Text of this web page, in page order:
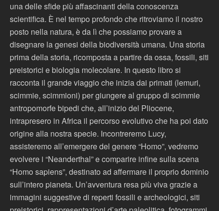
una delle sfide più affascinanti della conoscenza
scientifica. È nel tempo profondo che ritroviamo il nostro
posto nella natura, è da lì che possiamo provare a
disegnare la genesi della biodiversità umana. Una storia
prima della storia, ricomposta a partire da ossa, fossili, siti
preistorici e biologia molecolare. In questo libro si
racconta il grande viaggio che inizia dai primati (lemuri,
scimmie, scimmioni) per giungere al gruppo di scimmie
antropomorfe bipedi che, all’inizio del Pliocene,
intrapresero in Africa il percorso evolutivo che ha poi dato
origine alla nostra specie. Incontreremo Lucy,
assisteremo all’emergere del genere “Homo”, vedremo
evolvere i “Neanderthal” e comparire infine sulla scena
“Homo sapiens”, destinato ad affermare il proprio dominio
sull’intero pianeta. Un’avventura resa più viva grazie a
immagini suggestive di reperti fossili e archeologici, siti